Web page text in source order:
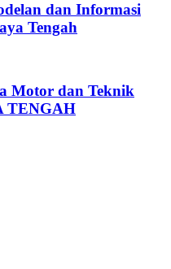
dan Informasi
Tengah
Motor dan Teknik
TENGAH